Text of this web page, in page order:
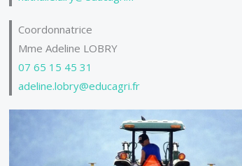
Coordonnatrice
Mme Adeline LOBRY
07 65 15 45 31
adeline.lobry@educagri.fr